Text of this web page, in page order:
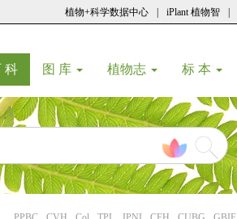
植物+科学数据中心 iPlant 植物智
科(current)
图 库 植物志 标 本